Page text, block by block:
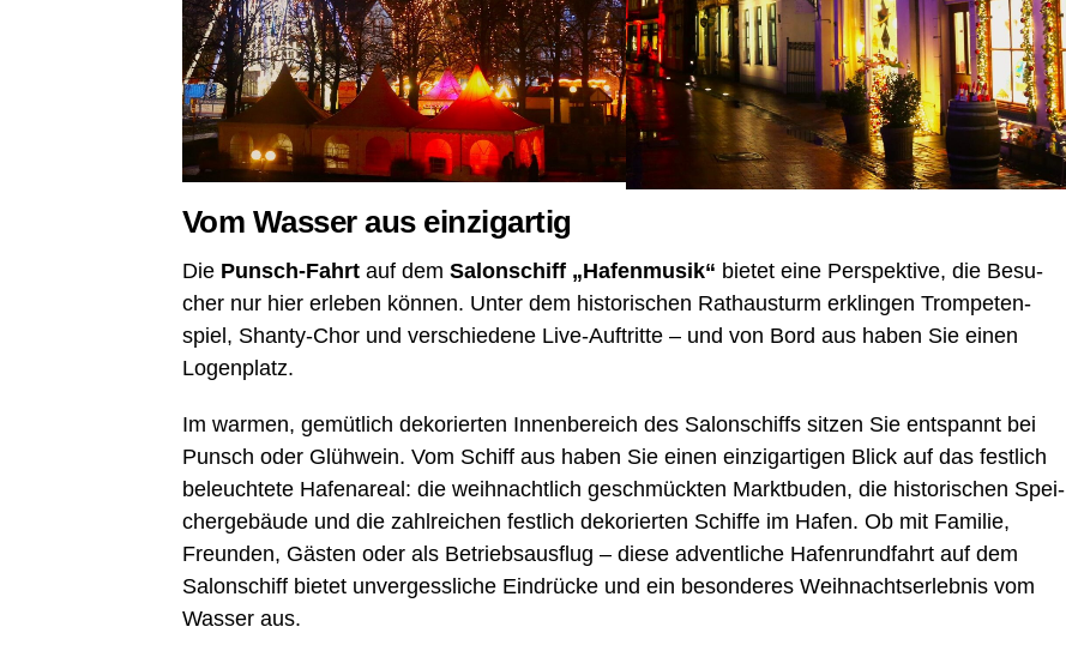
Vom Was­ser aus einzigartig
Die Punsch-Fahrt auf dem Salon­schiff „Hafen­mu­sik“ bie­tet eine Per­spek­ti­ve, die Besu­
cher nur hier erle­ben kön­nen. Unter dem his­to­ri­schen Rat­haus­turm erklin­gen Trom­pe­ten­
spiel, Shan­ty-Chor und ver­schie­de­ne Live-Auf­trit­te – und von Bord aus haben Sie einen
Logenplatz.
Im war­men, gemüt­lich deko­rier­ten Innen­be­reich des Salon­schiffs sit­zen Sie ent­spannt bei
Punsch oder Glüh­wein. Vom Schiff aus haben Sie einen ein­zig­ar­ti­gen Blick auf das fest­lich
beleuch­te­te Hafen­are­al: die weih­nacht­lich geschmück­ten Markt­bu­den, die his­to­ri­schen Spei­
cher­ge­bäu­de und die zahl­rei­chen fest­lich deko­rier­ten Schif­fe im Hafen. Ob mit Fami­lie,
Freun­den, Gäs­ten oder als Betriebs­aus­flug – die­se advent­li­che Hafen­rund­fahrt auf dem
Salon­schiff bie­tet unver­gess­li­che Ein­drü­cke und ein beson­de­res Weih­nachts­er­leb­nis vom
Was­ser aus.